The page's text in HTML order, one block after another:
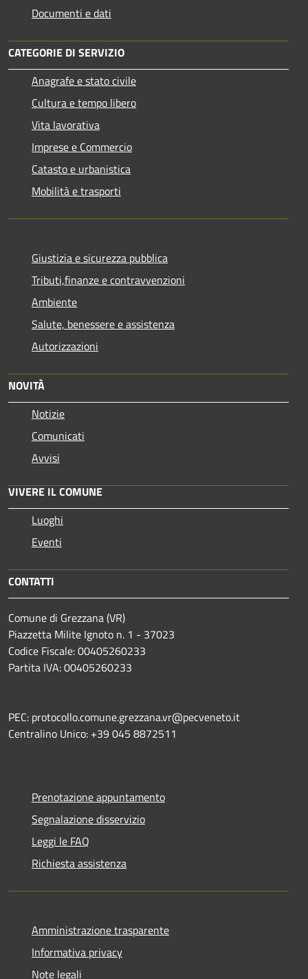
Documenti e dati
CATEGORIE DI SERVIZIO
Anagrafe e stato civile
Cultura e tempo libero
Vita lavorativa
Imprese e Commercio
Catasto e urbanistica
Mobilità e trasporti
Giustizia e sicurezza pubblica
Tributi,finanze e contravvenzioni
Ambiente
Salute, benessere e assistenza
Autorizzazioni
NOVITÀ
Notizie
Comunicati
Avvisi
VIVERE IL COMUNE
Luoghi
Eventi
CONTATTI
Comune di Grezzana (VR)
Piazzetta Milite Ignoto n. 1 - 37023
Codice Fiscale: 00405260233
Partita IVA: 00405260233
PEC: protocollo.comune.grezzana.vr@pecveneto.it
Centralino Unico: +39 045 8872511
Prenotazione appuntamento
Segnalazione disservizio
Leggi le FAQ
Richiesta assistenza
Amministrazione trasparente
Informativa privacy
Note legali